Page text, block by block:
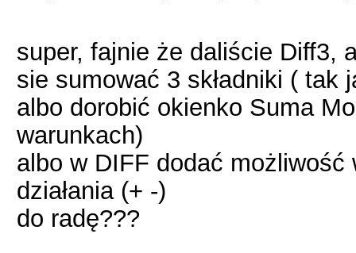
super, fajnie że daliście Diff3,
sie sumować 3 składniki ( tak
albo dorobić okienko Suma
warunkach)
albo w DIFF dodać możliwość
działania (+ -)
do radę???